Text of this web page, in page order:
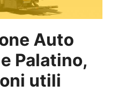
Auto
Palatino,
utili